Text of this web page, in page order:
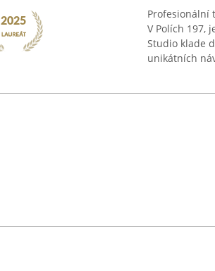
Profesionální
V Polích 197,
Studio klade
unikátních